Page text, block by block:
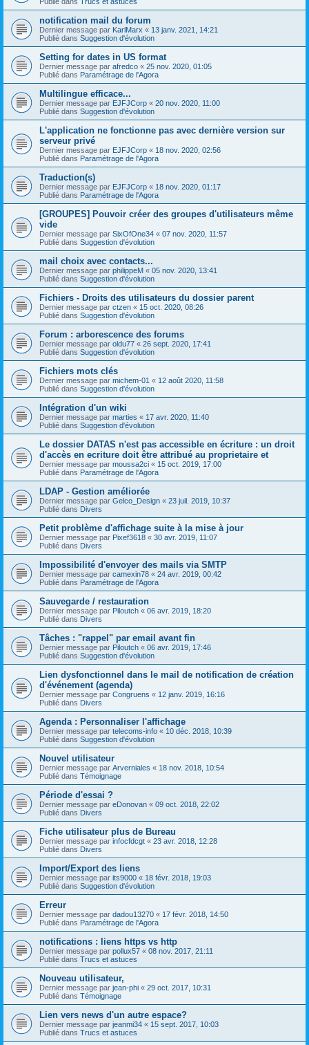
notification mail du forum
Dernier message par KarlMarx « 13 janv. 2021, 14:21
Publié dans Suggestion d'évolution
Setting for dates in US format
Dernier message par afredco « 25 nov. 2020, 01:05
Publié dans Paramétrage de l'Agora
Multilingue efficace...
Dernier message par EJFJCorp « 20 nov. 2020, 11:00
Publié dans Suggestion d'évolution
L'application ne fonctionne pas avec dernière version sur
serveur privé
Dernier message par EJFJCorp « 18 nov. 2020, 02:56
Publié dans Paramétrage de l'Agora
Traduction(s)
Dernier message par EJFJCorp « 18 nov. 2020, 01:17
Publié dans Paramétrage de l'Agora
[GROUPES] Pouvoir créer des groupes d'utilisateurs même
vide
Dernier message par SixOfOne34 « 07 nov. 2020, 11:57
Publié dans Suggestion d'évolution
mail choix avec contacts...
Dernier message par philippeM « 05 nov. 2020, 13:41
Publié dans Suggestion d'évolution
Fichiers - Droits des utilisateurs du dossier parent
Dernier message par ctzen « 15 oct. 2020, 08:26
Publié dans Suggestion d'évolution
Forum : arborescence des forums
Dernier message par oldu77 « 26 sept. 2020, 17:41
Publié dans Suggestion d'évolution
Fichiers mots clés
Dernier message par michem-01 « 12 août 2020, 11:58
Publié dans Suggestion d'évolution
Intégration d'un wiki
Dernier message par marties « 17 avr. 2020, 11:40
Publié dans Suggestion d'évolution
Le dossier DATAS n'est pas accessible en écriture : un droit
d'accès en ecriture doit être attribué au proprietaire et
Dernier message par moussa2ci « 15 oct. 2019, 17:00
Publié dans Paramétrage de l'Agora
LDAP - Gestion améliorée
Dernier message par Gelco_Design « 23 juil. 2019, 10:37
Publié dans Divers
Petit problème d'affichage suite à la mise à jour
Dernier message par Pixef3618 « 30 avr. 2019, 11:07
Publié dans Divers
Impossibilité d'envoyer des mails via SMTP
Dernier message par camexin78 « 24 avr. 2019, 00:42
Publié dans Paramétrage de l'Agora
Sauvegarde / restauration
Dernier message par Piloutch « 06 avr. 2019, 18:20
Publié dans Divers
Tâches : "rappel" par email avant fin
Dernier message par Piloutch « 06 avr. 2019, 17:46
Publié dans Suggestion d'évolution
Lien dysfonctionnel dans le mail de notification de création
d'événement (agenda)
Dernier message par Congruens « 12 janv. 2019, 16:16
Publié dans Divers
Agenda : Personnaliser l'affichage
Dernier message par telecoms-info « 10 déc. 2018, 10:39
Publié dans Suggestion d'évolution
Nouvel utilisateur
Dernier message par Arverniales « 18 nov. 2018, 10:54
Publié dans Témoignage
Période d'essai ?
Dernier message par eDonovan « 09 oct. 2018, 22:02
Publié dans Divers
Fiche utilisateur plus de Bureau
Dernier message par infocfdcgt « 23 avr. 2018, 12:28
Publié dans Divers
Import/Export des liens
Dernier message par its9000 « 18 févr. 2018, 19:03
Publié dans Suggestion d'évolution
Erreur
Dernier message par dadou13270 « 17 févr. 2018, 14:50
Publié dans Paramétrage de l'Agora
notifications : liens https vs http
Dernier message par pollux57 « 08 nov. 2017, 21:11
Publié dans Trucs et astuces
Nouveau utilisateur,
Dernier message par jean-phi « 29 oct. 2017, 10:31
Publié dans Témoignage
Lien vers news d'un autre espace?
Dernier message par jeanmi34 « 15 sept. 2017, 10:03
Publié dans Trucs et astuces